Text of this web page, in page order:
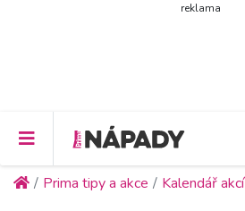
reklama
Prima tipy a akce Kalendář akcí